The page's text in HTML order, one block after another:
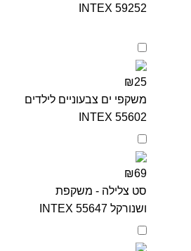
59252 INTEX
₪25
משקפי ים צבעוניים לילדים
INTEX 55602
₪69
סט צלילה - משקפת
ושנורקל 55647 INTEX